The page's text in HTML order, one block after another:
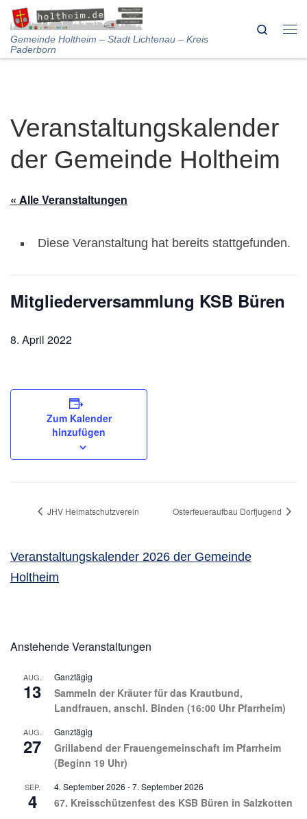
Skip to content
Gemeinde Holtheim – Stadt Lichtenau – Kreis
Paderborn
Search
Veranstaltungskalender
der Gemeinde Holtheim
« Alle Veranstaltungen
Diese Veranstaltung hat bereits stattgefunden.
Mitgliederversammlung KSB Büren
8. April 2022
Zum Kalender
hinzufügen
JHV Heimatschutzverein Osterfeueraufbau Dorfjugend
Veranstaltungskalender 2026 der Gemeinde
Holtheim
Anstehende Veranstaltungen
AUG.
13
Ganztägig
Sammeln der Kräuter für das Krautbund,
Landfrauen, anschl. Binden (16:00 Uhr Pfarrheim)
AUG.
27
Ganztägig
Grillabend der Frauengemeinschaft im Pfarrheim
(Beginn 19 Uhr)
SEP.
4
4. September 2026 -7. September 2026
67. Kreisschützenfest des KSB Büren in Salzkotten